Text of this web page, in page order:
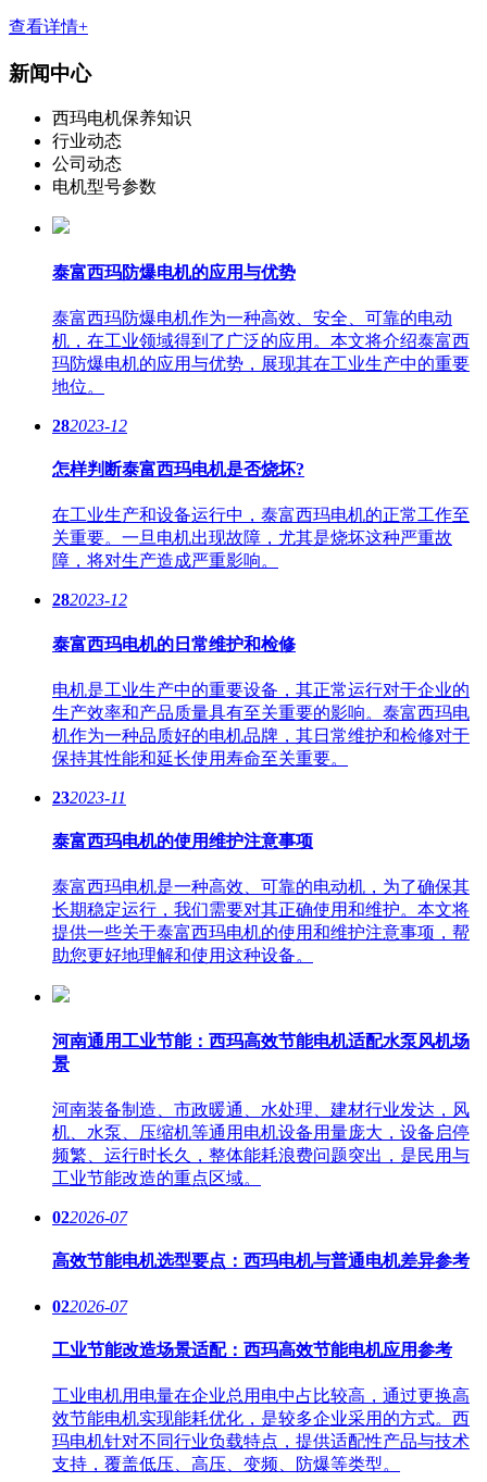
查看详情+
新闻中心
西玛电机保养知识
行业动态
公司动态
电机型号参数
泰富西玛防爆电机的应用与优势
泰富西玛防爆电机作为一种高效、安全、可靠的电动
机，在工业领域得到了广泛的应用。本文将介绍泰富西
玛防爆电机的应用与优势，展现其在工业生产中的重要
地位。
282023-12
怎样判断泰富西玛电机是否烧坏?
在工业生产和设备运行中，泰富西玛电机的正常工作至
关重要。一旦电机出现故障，尤其是烧坏这种严重故
障，将对生产造成严重影响。
282023-12
泰富西玛电机的日常维护和检修
电机是工业生产中的重要设备，其正常运行对于企业的
生产效率和产品质量具有至关重要的影响。泰富西玛电
机作为一种品质好的电机品牌，其日常维护和检修对于
保持其性能和延长使用寿命至关重要。
232023-11
泰富西玛电机的使用维护注意事项
泰富西玛电机是一种高效、可靠的电动机，为了确保其
长期稳定运行，我们需要对其正确使用和维护。本文将
提供一些关于泰富西玛电机的使用和维护注意事项，帮
助您更好地理解和使用这种设备。
河南通用工业节能：西玛高效节能电机适配水泵风机场
景
河南装备制造、市政暖通、水处理、建材行业发达，风
机、水泵、压缩机等通用电机设备用量庞大，设备启停
频繁、运行时长久，整体能耗浪费问题突出，是民用与
工业节能改造的重点区域。
022026-07
高效节能电机选型要点：西玛电机与普通电机差异参考
022026-07
工业节能改造场景适配：西玛高效节能电机应用参考
工业电机用电量在企业总用电中占比较高，通过更换高
效节能电机实现能耗优化，是较多企业采用的方式。西
玛电机针对不同行业负载特点，提供适配性产品与技术
支持，覆盖低压、高压、变频、防爆等类型。